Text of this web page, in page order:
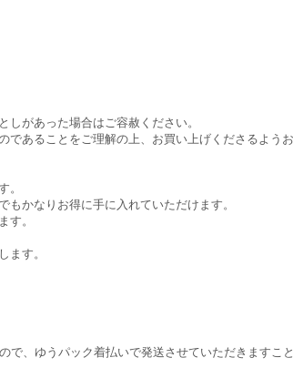
があった場合はご容赦ください。
であることをご理解の上、お買い上げくださるよう
。
かなりお得に手に入れていただけます。
す。
ます。
で、ゆうパック着払いで発送させていただきますこ